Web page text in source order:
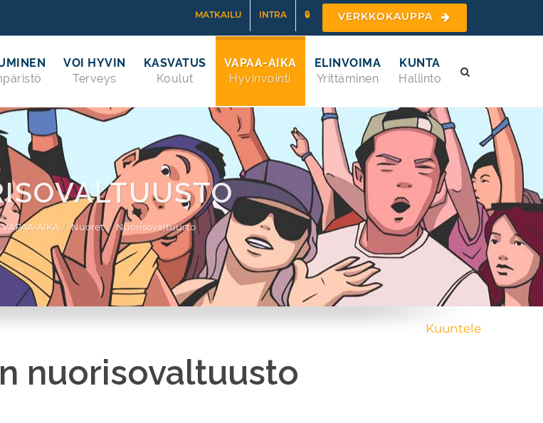
MATKAILU INTRA 🔒 VERKKOKAUPPA
VOI HYVIN
Terveys
KASVATUS
Koulut
VAPAA-AIKA
Hyvinvointi
ELINVOIMA
Yrittäminen
KUNTA
Hallinto
VAPAA-AIKA Nuoret Nuorisovaltuusto
Kuuntele
nuorisovaltuusto